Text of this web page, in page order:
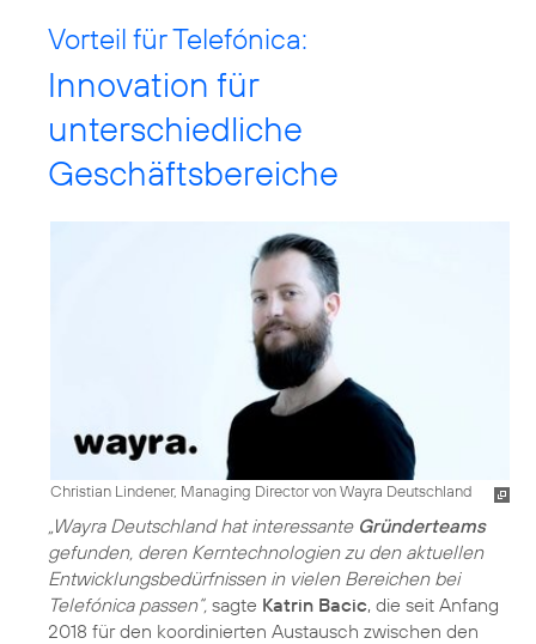
Vorteil für Telefónica:
Innovation für
unterschiedliche
Geschäftsbereiche
Christian Lindener, Managing Director von Wayra Deutschland
„Wayra Deutschland hat interessante Gründerteams
gefunden, deren Kerntechnologien zu den aktuellen
Entwicklungsbedürfnissen in vielen Bereichen bei
Telefónica passen“, sagte Katrin Bacic, die seit Anfang
2018 für den koordinierten Austausch zwischen den